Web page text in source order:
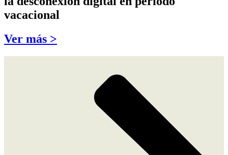
vacacional
Ver más >